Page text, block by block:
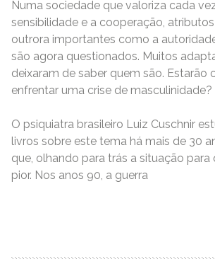
Numa sociedade que valoriza cada
sensibilidade e a cooperação,
outrora importantes como a
são agora questionados. Muitos
deixaram de saber quem são. Estarão
enfrentar uma crise de masculinidade?
O psiquiatra brasileiro Luiz Cuschnir
livros sobre este tema há mais de 30
que, olhando para trás a situação para
pior. Nos anos 90, a guerra